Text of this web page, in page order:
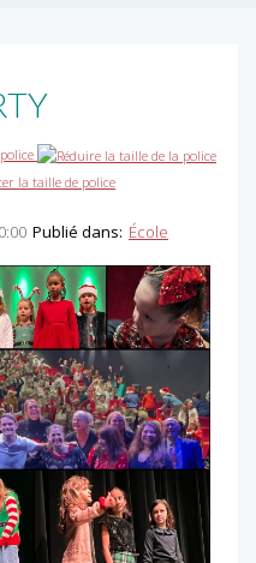
Publié dans: École